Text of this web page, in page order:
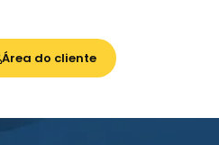
Área do cliente